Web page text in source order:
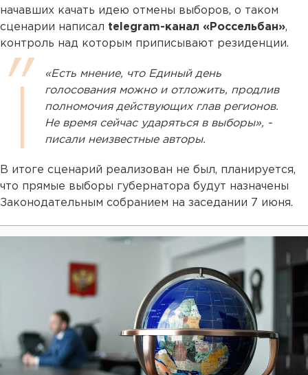
начавших качать идею отмены выборов, о таком
сценарии написал telegram-канал «Россельбан»,
контроль над которым приписывают резиденции.
«Есть мнение, что Единый день
голосования можно и отложить, продлив
полномочия действующих глав регионов.
Не время сейчас ударяться в выборы», -
писали неизвестные авторы.
В итоге сценарий реализован не был, планируется,
что прямые выборы губернатора будут назначены
Законодательным собранием на заседании 7 июня.